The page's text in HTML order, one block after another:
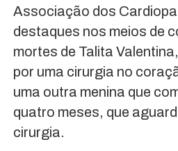
Associação dos
destaques nos meios de
mortes de Talita
por uma cirurgia no
uma outra menina que
quatro meses, que
cirurgia.